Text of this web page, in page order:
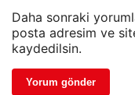
Daha sonraki
posta adresim ve
kaydedilsin.